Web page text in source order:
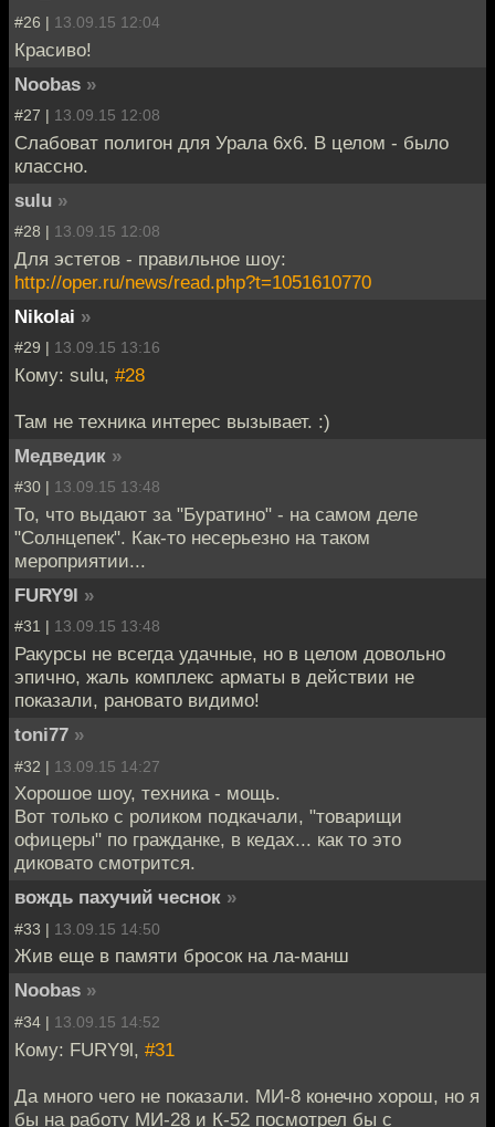
#26 | 13.09.15 12:04
Красиво!
Noobas »
#27 | 13.09.15 12:08
Слабоват полигон для Урала 6х6. В целом - было
классно.
sulu »
#28 | 13.09.15 12:08
Для эстетов - правильное шоу:
http://oper.ru/news/read.php?t=1051610770
Nikolai »
#29 | 13.09.15 13:16
Кому: sulu, #28
Там не техника интерес вызывает. :)
Медведик »
#30 | 13.09.15 13:48
То, что выдают за "Буратино" - на самом деле
"Солнцепек". Как-то несерьезно на таком
мероприятии...
FURY9l »
#31 | 13.09.15 13:48
Ракурсы не всегда удачные, но в целом довольно
эпично, жаль комплекс арматы в действии не
показали, рановато видимо!
toni77 »
#32 | 13.09.15 14:27
Хорошое шоу, техника - мощь.
Вот только с роликом подкачали, "товарищи
офицеры" по гражданке, в кедах... как то это
диковато смотрится.
вождь пахучий чеснок »
#33 | 13.09.15 14:50
Жив еще в памяти бросок на ла-манш
Noobas »
#34 | 13.09.15 14:52
Кому: FURY9l, #31
Да много чего не показали. МИ-8 конечно хорош, но я
бы на работу МИ-28 и К-52 посмотрел бы с